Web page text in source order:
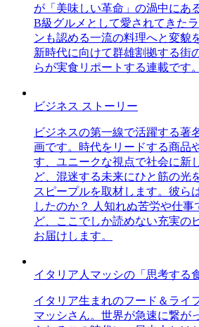
が「美味しい革命」の渦中にあ
B級グルメとして愛されてきた
ンも認める一流の料理へと変貌
新時代に向けて群雄割拠する街
らが実食リポートする連載です。
ビジネス ストーリー
ビジネスの第一線で活躍する著
画です。時代をリードする商品
す、ユニークな視点で社会に新
ど、混迷する未来にひと筋の光
スピープルを取材します。彼ら
したのか？ 人知れぬ苦労や仕
ど、ここでしか読めない充実の
お届けします。
イタリア人マッシの「思考する
イタリア生まれのフード＆ライ
マッシさん。世界が急速に繋が